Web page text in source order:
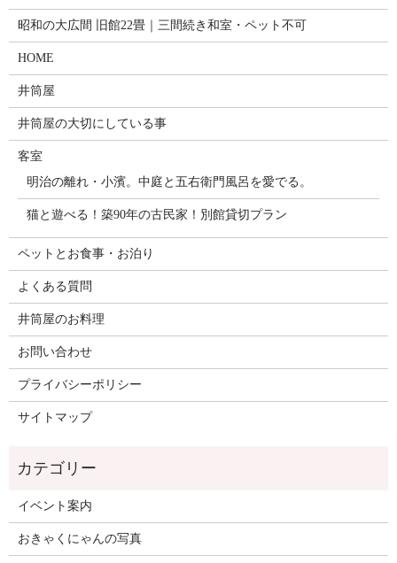
昭和の大広間 旧館22畳｜三間続き和室・ペット不可
HOME
井筒屋
井筒屋の大切にしている事
客室
明治の離れ・小濱。中庭と五右衛門風呂を愛でる。
猫と遊べる！築90年の古民家！別館貸切プラン
ペットとお食事・お泊り
よくある質問
井筒屋のお料理
お問い合わせ
プライバシーポリシー
サイトマップ
イベント案内
おきゃくにゃんの写真